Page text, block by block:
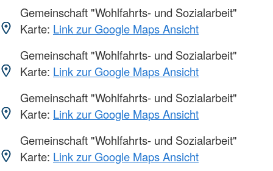
Gemeinschaft "Wohlfahrts- und Sozialarbeit"
Karte: Link zur Google Maps Ansicht
Gemeinschaft "Wohlfahrts- und Sozialarbeit"
Karte: Link zur Google Maps Ansicht
Gemeinschaft "Wohlfahrts- und Sozialarbeit"
Karte: Link zur Google Maps Ansicht
Gemeinschaft "Wohlfahrts- und Sozialarbeit"
Karte: Link zur Google Maps Ansicht